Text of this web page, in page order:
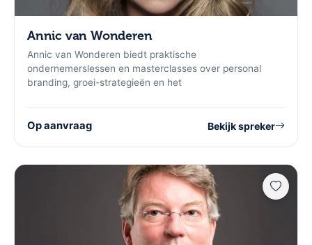
Annic van Wonderen
Annic van Wonderen biedt praktische
ondernemerslessen en masterclasses over personal
branding, groei-strategieën en het
Op aanvraag Bekijk spreker